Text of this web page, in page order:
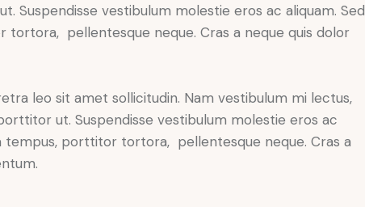
Suspendisse vestibulum molestie eros ac aliquam. Sed
tortora, pellentesque neque. Cras a neque quis dolor
leo sit amet sollicitudin. Nam vestibulum mi lectus,
ut. Suspendisse vestibulum molestie eros ac
tempus, porttitor tortora, pellentesque neque. Cras a